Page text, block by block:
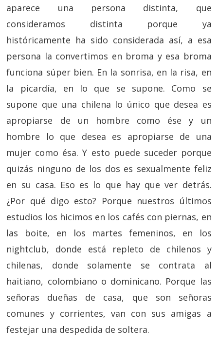
aparece una persona distinta, que
consideramos distinta porque ya
históricamente ha sido considerada así, a esa
persona la convertimos en broma y esa broma
funciona súper bien. En la sonrisa, en la risa, en
la picardía, en lo que se supone. Como se
supone que una chilena lo único que desea es
apropiarse de un hombre como ése y un
hombre lo que desea es apropiarse de una
mujer como ésa. Y esto puede suceder porque
quizás ninguno de los dos es sexualmente feliz
en su casa. Eso es lo que hay que ver detrás.
¿Por qué digo esto? Porque nuestros últimos
estudios los hicimos en los cafés con piernas, en
las boite, en los martes femeninos, en los
nightclub, donde está repleto de chilenos y
chilenas, donde solamente se contrata al
haitiano, colombiano o dominicano. Porque las
señoras dueñas de casa, que son señoras
comunes y corrientes, van con sus amigas a
festejar una despedida de soltera.